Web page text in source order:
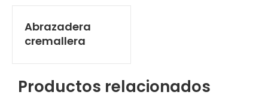
Abrazadera
cremallera
Productos relacionados